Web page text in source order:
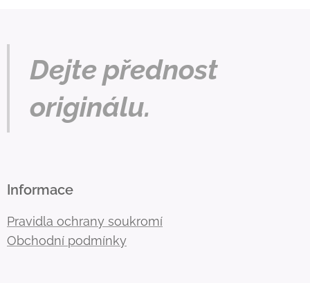
Dejte přednost
originálu.
Informace
Pravidla ochrany soukromí
Obchodní podmínky